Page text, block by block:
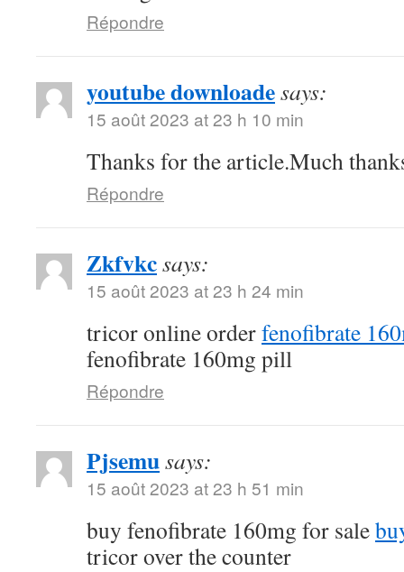
Répondre
youtube downloadesays:
15 août 2023 at 23 h 10 min
Thanks for the article.Much
Répondre
Zkfvkcsays:
15 août 2023 at 23 h 24 min
tricor online orderfenofibrate
fenofibrate 160mg pill
Répondre
Pjsemusays:
15 août 2023 at 23 h 51 min
buy fenofibrate 160mg for sale
tricor over the counter